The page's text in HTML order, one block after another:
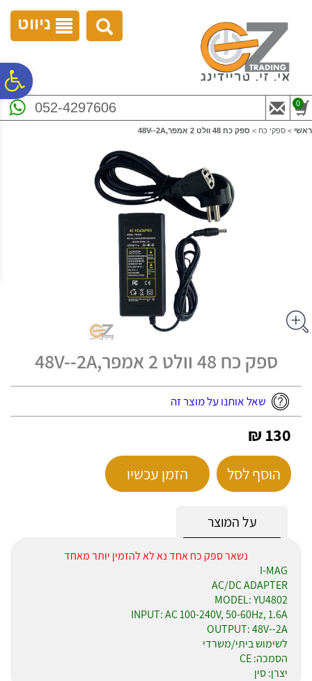
נגישות
ניווט
052-4297606 0
ראשי > ספקי כח > ספק כח 48 וולט 2 אמפר,48V--2A
ספק כח 48 וולט 2 אמפר,48V--2A
שאל אותנו על מוצר זה
130 ₪
הוסף לסל הזמן עכשיו
על המוצר
נשאר ספק כח אחד נא לא להזמין יותר מאחד
I-MAG
AC/DC ADAPTER
MODEL: YU4802
INPUT: AC 100-240V, 50-60Hz, 1.6A
OUTPUT: 48V--2A
לשימוש ביתי/משרדי
הסמכה: CE
יצרן: סין